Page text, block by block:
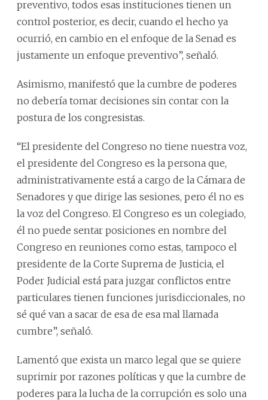
preventivo, todos esas instituciones tienen un
control posterior, es decir, cuando el hecho ya
ocurrió, en cambio en el enfoque de la Senad es
justamente un enfoque preventivo”, señaló.
Asimismo, manifestó que la cumbre de poderes
no debería tomar decisiones sin contar con la
postura de los congresistas.
“El presidente del Congreso no tiene nuestra voz,
el presidente del Congreso es la persona que,
administrativamente está a cargo de la Cámara de
Senadores y que dirige las sesiones, pero él no es
la voz del Congreso. El Congreso es un colegiado,
él no puede sentar posiciones en nombre del
Congreso en reuniones como estas, tampoco el
presidente de la Corte Suprema de Justicia, el
Poder Judicial está para juzgar conflictos entre
particulares tienen funciones jurisdiccionales, no
sé qué van a sacar de esa de esa mal llamada
cumbre”, señaló.
Lamentó que exista un marco legal que se quiere
suprimir por razones políticas y que la cumbre de
poderes para la lucha de la corrupción es solo una